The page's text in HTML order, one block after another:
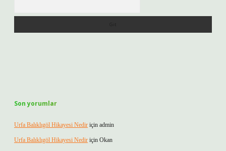
Son yorumlar
Urfa Balıklıgöl Hikayesi Nedir için admin
Urfa Balıklıgöl Hikayesi Nedir için Okan